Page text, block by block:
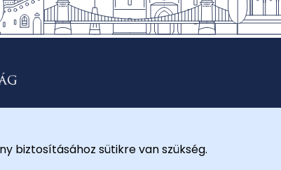
biztosításához sütikre van szükség.